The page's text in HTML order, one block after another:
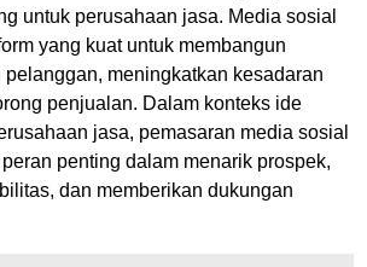
untuk perusahaan jasa. Media sosial
yang kuat untuk membangun
pelanggan, meningkatkan kesadaran
penjualan. Dalam konteks ide
jasa, pemasaran media sosial
penting dalam menarik prospek,
dan memberikan dukungan